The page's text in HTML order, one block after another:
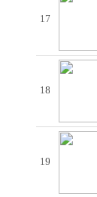
17
18
19